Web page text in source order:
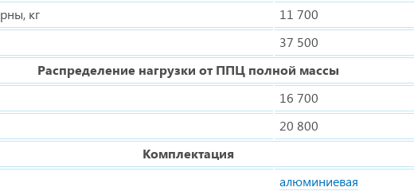
кг
11 700
37 500
Распределение нагрузки от ППЦ полной массы
16 700
20 800
Комплектация
алюминиевая